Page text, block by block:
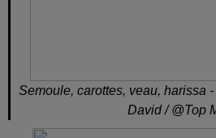
Semoule, carottes, veau, harissa
David / @Top